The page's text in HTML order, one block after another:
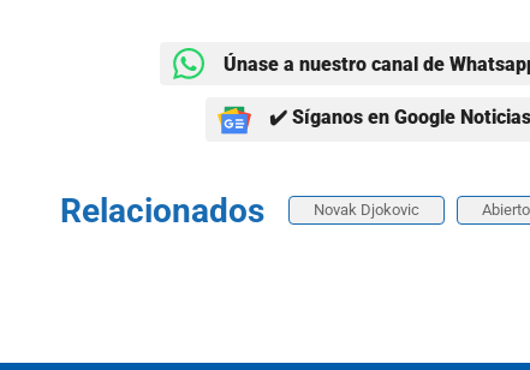
Únase a nuestro canal de
✔️ Síganos en Google
Relacionados Novak Djokovic